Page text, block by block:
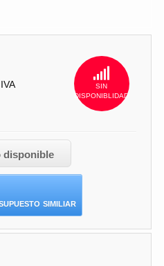
sin
disponiblidad
disponible
similiar